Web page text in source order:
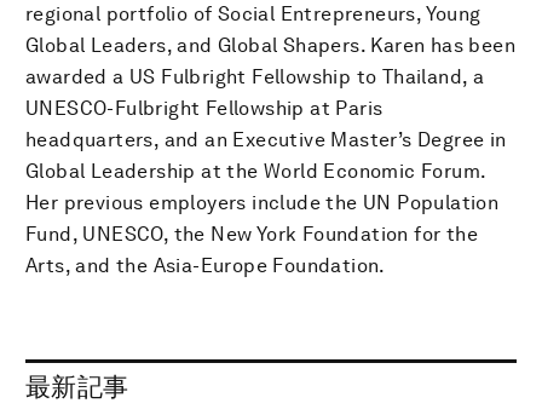
regional portfolio of Social Entrepreneurs, Young
Global Leaders, and Global Shapers. Karen has been
awarded a US Fulbright Fellowship to Thailand, a
UNESCO-Fulbright Fellowship at Paris
headquarters, and an Executive Master’s Degree in
Global Leadership at the World Economic Forum.
Her previous employers include the UN Population
Fund, UNESCO, the New York Foundation for the
Arts, and the Asia-Europe Foundation.
最新記事